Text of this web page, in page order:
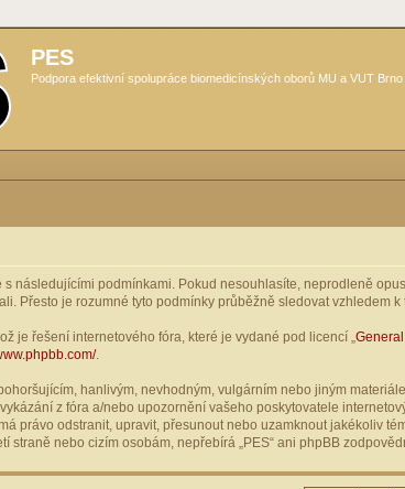
PES
Podpora efektivní spolupráce biomedicínských oborů MU a VUT
s následujícími podmínkami. Pokud nesouhlasíte, neprodleně
Přesto je rozumné tyto podmínky průběžně sledovat vzhledem k
je řešení internetového fóra, které je vydané pod licencí „
.
hanlivým, nevhodným, vulgárním nebo jiným
z fóra a/nebo upozornění vašeho poskytovatele
právo odstranit, upravit, přesunout nebo uzamknout jakékoliv
straně nebo cizím osobám, nepřebírá „PES“ ani phpBB